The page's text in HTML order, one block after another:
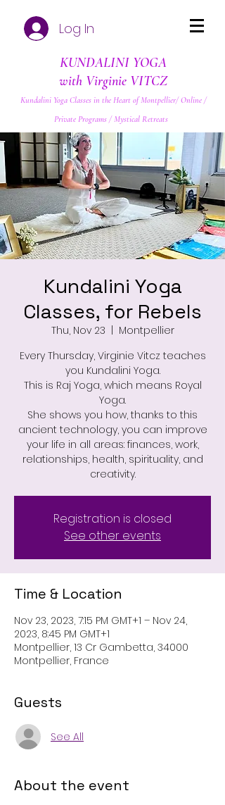
Log In
KUNDALINI YOGA
with Virginie VITCZ
Kundalini Yoga Classes in the Heart of Montpellier/ Online /
Private Programs / Mystical Retreats
Kundalini Yoga
Classes, for Rebels
Thu, Nov 23
Montpellier
Every Thursday, Virginie Vitcz teaches
you Kundalini Yoga.
This is Raj Yoga, which means Royal
Yoga.
She shows you how, thanks to this
ancient technology, you can improve
your life in all areas: finances, work,
relationships, health, spirituality, and
creativity.
Registration is closed
See other events
Time & Location
Nov 23, 2023, 7:15 PM GMT+1 – Nov 24,
2023, 8:45 PM GMT+1
Montpellier, 13 Cr Gambetta, 34000
Montpellier, France
Guests
See All
About the event